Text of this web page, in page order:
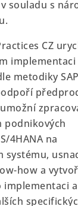
souladu s
CZ
implementaci
metodiky SAP
podnikových
4HANA na
systému,
how a
implementaci a